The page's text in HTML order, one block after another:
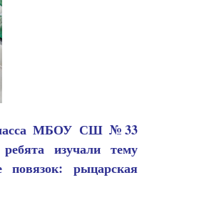
класса МБОУ СШ №33
изучали тему
рыцарская